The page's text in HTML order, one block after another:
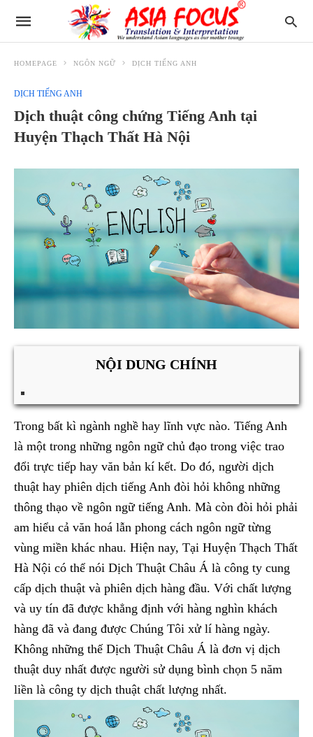
HOMEPAGE NGÔN NGỮ DỊCH TIẾNG ANH
DỊCH TIẾNG ANH
Dịch thuật công chứng Tiếng Anh tại
Huyện Thạch Thất Hà Nội
NỘI DUNG CHÍNH
Trong bất kì ngành nghề hay lĩnh vực nào. Tiếng Anh
là một trong những ngôn ngữ chủ đạo trong việc trao
đổi trực tiếp hay văn bản kí kết. Do đó, người dịch
thuật hay phiên dịch tiếng Anh đòi hỏi không những
thông thạo về ngôn ngữ tiếng Anh. Mà còn đòi hỏi phải
am hiểu cả văn hoá lẫn phong cách ngôn ngữ từng
vùng miền khác nhau. Hiện nay, Tại Huyện Thạch Thất
Hà Nội có thể nói Dịch Thuật Châu Á là công ty cung
cấp dịch thuật và phiên dịch hàng đầu. Với chất lượng
và uy tín đã được khẳng định với hàng nghìn khách
hàng đã và đang được Chúng Tôi xử lí hàng ngày.
Không những thế Dịch Thuật Châu Á là đơn vị dịch
thuật duy nhất được người sử dụng bình chọn 5 năm
liền là công ty dịch thuật chất lượng nhất.